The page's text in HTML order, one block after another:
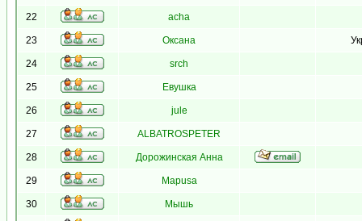
22 acha
23 Оксана
24 srch
25 Евушка
26 jule
27 ALBATROSPETER
28 Дорожинская Анна
29 Mapusa
30 Мышь